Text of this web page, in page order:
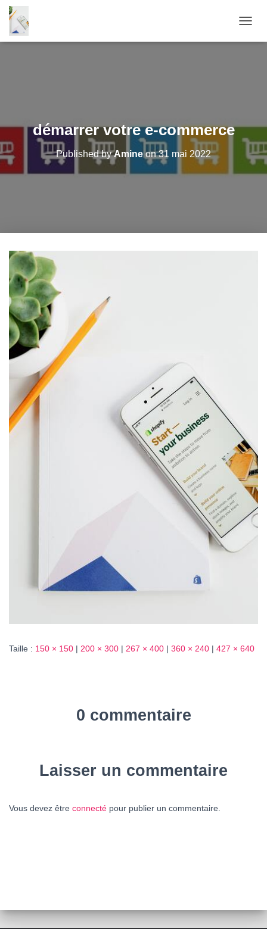
U
M
E
R
L
I
démarrer votre e-commerce
Published byAmine on31 mai 2022
Taille : 150 × 150 | 200 × 300 | 267 × 400 | 360 × 240 | 427 × 640
0 commentaire
Laisser un commentaire
Vous devez être connecté pour publier un commentaire.